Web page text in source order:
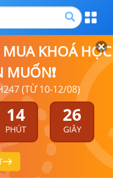
KHOÁ HỌC
(TỪ 10-12/08)
14
PHÚT
25
GIÂY